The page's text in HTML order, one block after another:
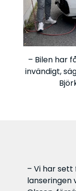
– Bilen har
invändigt,
– Vi har
lanseringen